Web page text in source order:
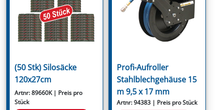
(50 Stk) Silosäcke
120x27cm
Artnr: 89660K | Preis pro
Stück
Profi-Aufroller
Stahlblechgehäuse 15
m 9,5 x 17 mm
Artnr: 94383 | Preis pro Stück